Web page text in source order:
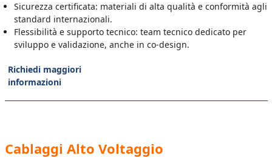
Sicurezza certificata: materiali di alta qualità e conformità agli
standard internazionali.
Flessibilità e supporto tecnico: team tecnico dedicato per
sviluppo e validazione, anche in co-design.
Richiedi maggiori
informazioni
Cablaggi Alto Voltaggio